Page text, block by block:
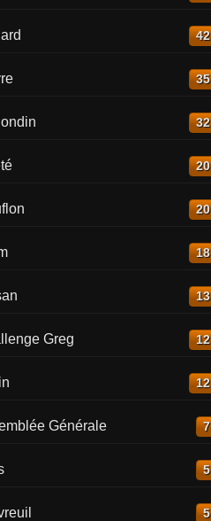
42
35
32
20
20
18
13
Greg 12
12
Générale 7
5
5